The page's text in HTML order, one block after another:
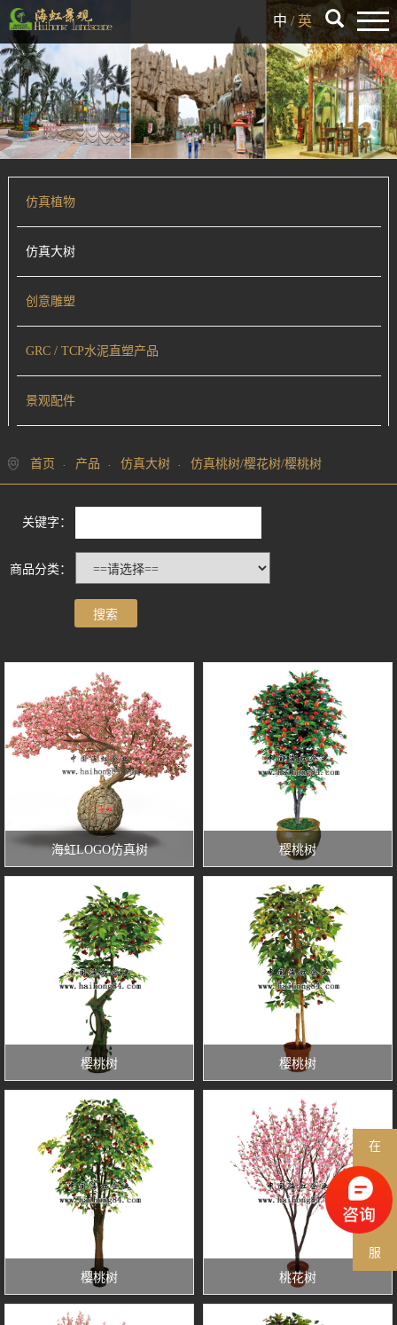
中/英
仿真植物
仿真大树
创意雕塑
GRC / TCP水泥直塑产品
景观配件
首页 产品 仿真大树 仿真桃树/樱花树/樱桃树
关键字：
商品分类：
海虹LOGO仿真树 樱桃树
樱桃树 樱桃树
樱桃树 桃花树
在
线
客
服